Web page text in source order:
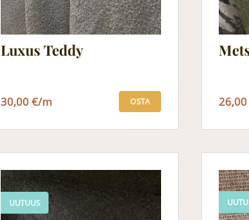
Luxus Teddy
30,00 €/m OSTA
UUTUUS